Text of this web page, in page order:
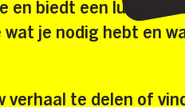
en biedt een
je nodig hebt en
verhaal te delen of